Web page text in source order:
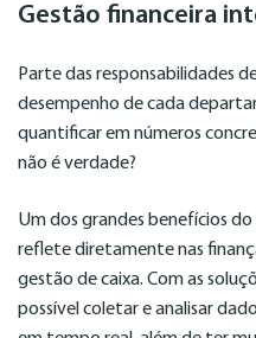
Gestão financeira
Parte das responsabilidades
desempenho de cada
quantificar em números
não é verdade?
Um dos grandes benefícios
reflete diretamente nas
gestão de caixa. Com as
possível coletar e analisar